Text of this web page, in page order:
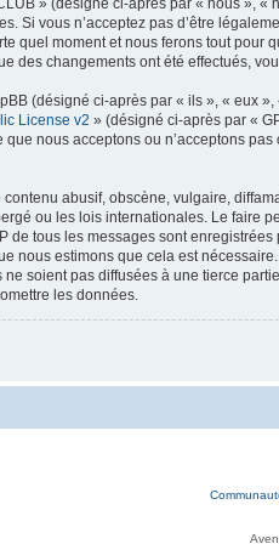
» (désigné ci-après par « nous »,
Si vous n’acceptez pas d’être
quel moment et nous ferons tout
des changements ont été effectués,
(désigné ci-après par « ils », « eux
License v2 » (désigné ci-après par «
que nous acceptons ou n’acceptons
abusif, obscène, vulgaire,
ou les lois internationales. Le faire
de tous les messages sont
nous estimons que cela est
soient pas diffusées à une tierce
les données.